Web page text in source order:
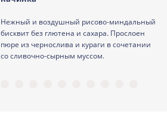
Нежный и воздушный рисово-миндальный
бисквит без глютена и сахара. Прослоен
пюре из чернослива и кураги в сочетании
со сливочно-сырным муссом.